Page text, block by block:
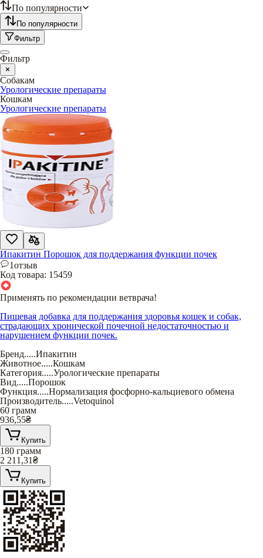
По популярности
По популярности
Фильтр
Фильтр
Собакам
Урологические препараты
Кошкам
Урологические препараты
Ипакитин Порошок для поддержания функции почек
1отзыв
Код товара: 15459
Применять по рекомендации ветврача!
Пищевая добавка для поддержания здоровья кошек и собак,
страдающих хронической почечной недостаточностью и
нарушением функции почек.
Бренд.....Ипакитин
Животное.....Кошкам
Категория.....Урологические препараты
Вид.....Порошок
Функция.....Нормализация фосфорно-кальциевого обмена
Производитель.....Vetoquinol
60 грамм
936,55₴
Купить
180 грамм
2 211,31₴
Купить